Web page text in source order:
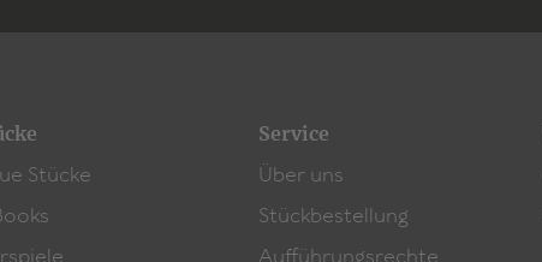
Stücke
Service
Über uns
Stückbestellung